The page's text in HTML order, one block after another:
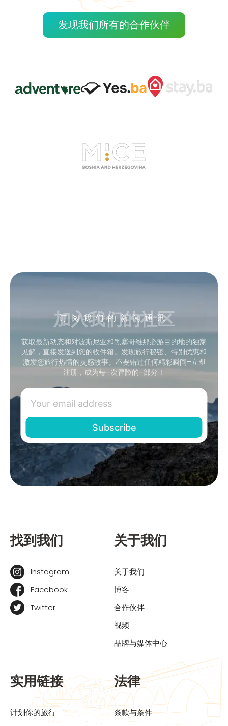
发现我们所有的合作伙伴
订阅我们的新闻通讯
加入我们的社区
获取最新动态和对波斯尼亚和黑塞哥维那必游目的地的独家
见解，直接发送到您的收件箱。发现旅行秘密、特别优惠和
激发您旅行热情的灵感故事。不要错过任何精彩瞬间–立即
注册，成为每–次冒险的–部分！
找到我们
Instagram
Facebook
Twitter
关于我们
关于我们
博客
合作伙伴
视频
品牌与媒体中心
实用链接
计划你的旅行
法律
条款与条件